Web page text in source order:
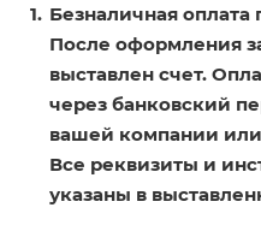
Безналичная оплата
После оформления
выставлен счет.
через банковский
вашей компании или
Все реквизиты и
указаны в